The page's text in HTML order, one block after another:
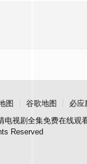
图 谷歌地图
必应
电视剧全集免费在线观
Reserved